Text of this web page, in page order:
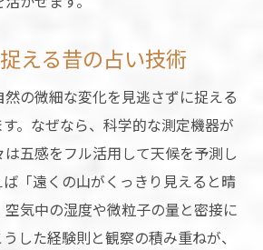
える昔の占い技術
の微細な変化を見逃さずに捉える
。なぜなら、科学的な測定機器が
五感をフル活用して天候を予測し
「遠くの山がくっきり見えると晴
気中の湿度や微粒子の量と密接に
した経験則と観察の積み重ねが、